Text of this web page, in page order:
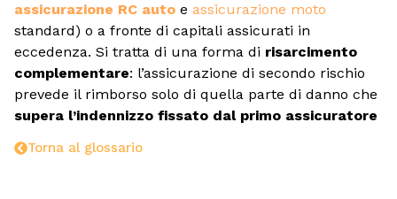
assicurazione RC auto e assicurazione moto
standard) o a fronte di capitali assicurati in
eccedenza. Si tratta di una forma di risarcimento
complementare: l’assicurazione di secondo rischio
prevede il rimborso solo di quella parte di danno che
supera l’indennizzo fissato dal primo assicuratore
Torna al glossario